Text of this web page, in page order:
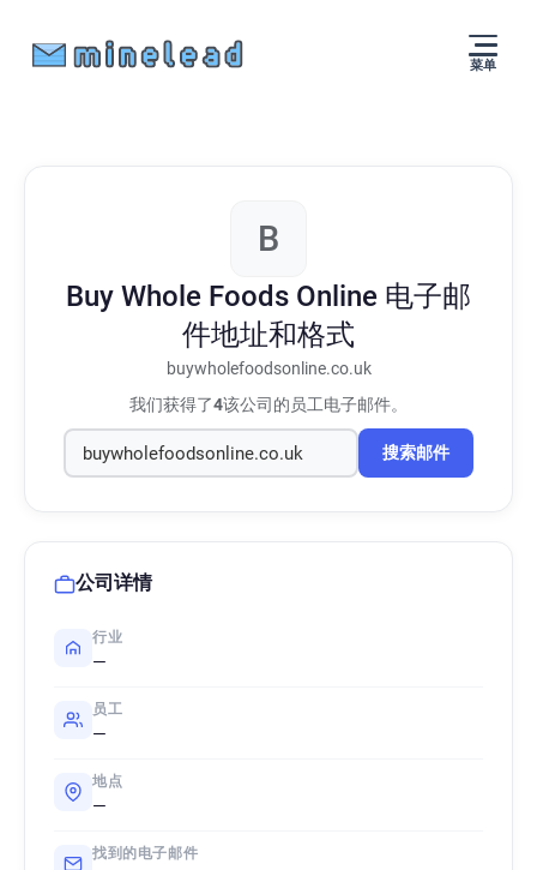
菜单
B
Buy Whole Foods Online 电子邮
件地址和格式
buywholefoodsonline.co.uk
我们获得了4该公司的员工电子邮件。
搜索邮件
公司详情
行业
—
员工
—
地点
—
找到的电子邮件